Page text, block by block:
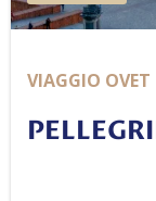
VIAGGIO OVET